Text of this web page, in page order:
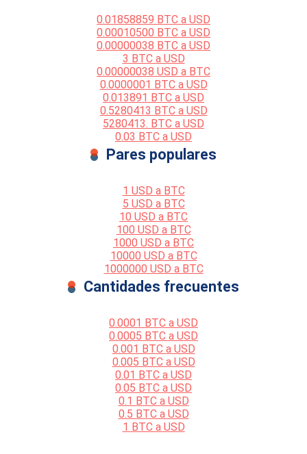
0.01858859 BTC a USD
0.00010500 BTC a USD
0.00000038 BTC a USD
3 BTC a USD
0.00000038 USD a BTC
0.0000001 BTC a USD
0.013891 BTC a USD
0.5280413 BTC a USD
5280413. BTC a USD
0.03 BTC a USD
Pares populares
1 USD a BTC
5 USD a BTC
10 USD a BTC
100 USD a BTC
1000 USD a BTC
10000 USD a BTC
1000000 USD a BTC
Cantidades frecuentes
0.0001 BTC a USD
0.0005 BTC a USD
0.001 BTC a USD
0.005 BTC a USD
0.01 BTC a USD
0.05 BTC a USD
0.1 BTC a USD
0.5 BTC a USD
1 BTC a USD